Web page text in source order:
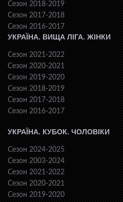
Сезон 2018-2019
Сезон 2017-2018
Сезон 2016-2017
УКРАЇНА. ВИЩА ЛІГА. ЖІНКИ
Сезон 2021-2022
Сезон 2020-2021
Сезон 2019-2020
Сезон 2018-2019
Сезон 2017-2018
Сезон 2016-2017
УКРАЇНА. КУБОК. ЧОЛОВІКИ
Сезон 2024-2025
Сезон 2003-2024
Сезон 2021-2022
Сезон 2020-2021
Сезон 2019-2020